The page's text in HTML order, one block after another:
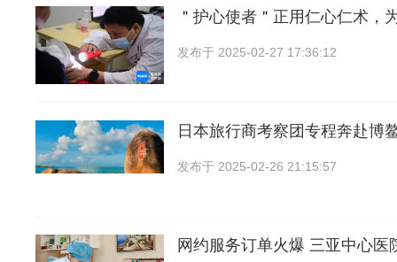
＂护心使者＂正用仁心仁术，
发布于 2025-02-27 17:36:12
日本旅行商考察团专程奔赴博
发布于 2025-02-26 21:15:57
网约服务订单火爆 三亚中心医